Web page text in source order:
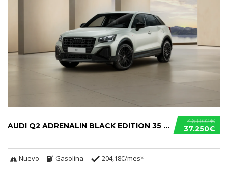
46.802€
37.250€
AUDI Q2 ADRENALIN BLACK EDITION 35 TFSI
Nuevo Gasolina 204,18€/mes*